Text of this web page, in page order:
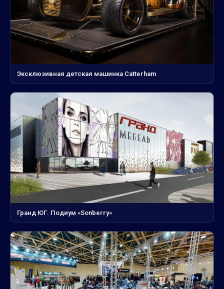
Эксклюзивная детская машинка Catterham
Гранд ЮГ. Подиум «Sonberry»